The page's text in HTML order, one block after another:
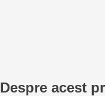
Despre acest